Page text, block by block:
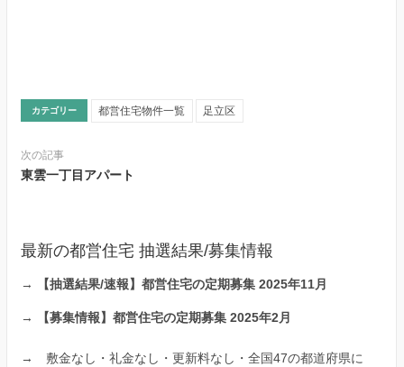
カテゴリー 都営住宅物件一覧 足立区
次の記事
東雲一丁目アパート
最新の都営住宅 抽選結果/募集情報
→ 【抽選結果/速報】都営住宅の定期募集 2025年11月
→ 【募集情報】都営住宅の定期募集 2025年2月
→ 敷金なし・礼金なし・更新料なし・全国47の都道府県に